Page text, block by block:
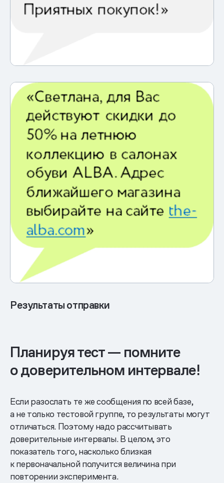
Результаты отправки
Планируя тест — помните
о доверительном интервале!
Если разослать те же сообщения по всей базе,
а не только тестовой группе, то результаты могут
отличаться. Поэтому надо рассчитывать
доверительные интервалы. В целом, это
показатель того, насколько близкая
к первоначальной получится величина при
повторении эксперимента.